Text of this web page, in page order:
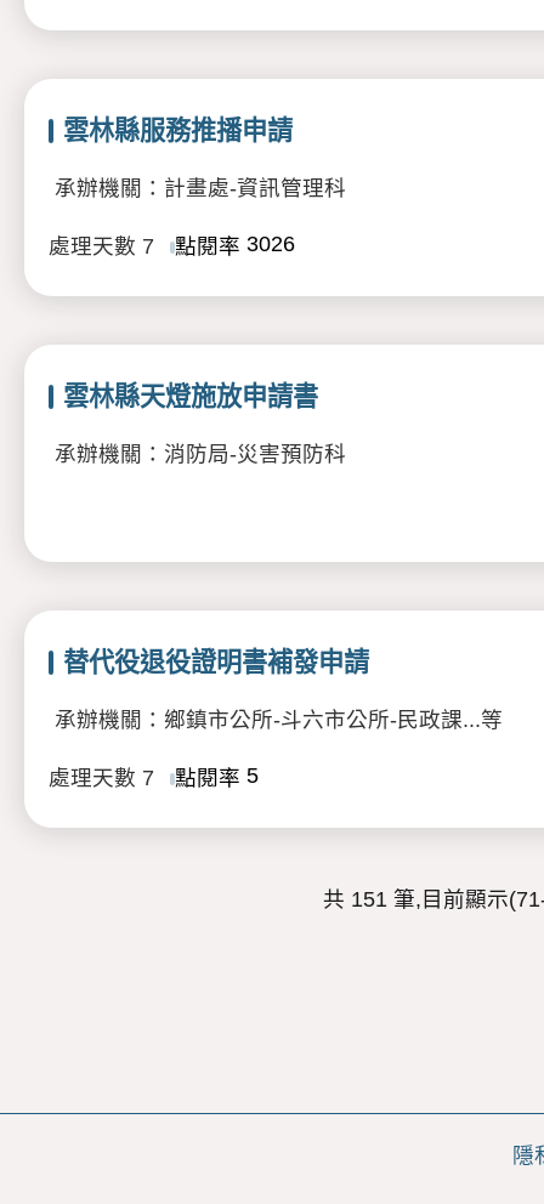
雲林縣服務推播申請
承辦機關：計畫處-資訊管理科
處理天數 7 點閱率 3026
雲林縣天燈施放申請書
承辦機關：消防局-災害預防科
替代役退役證明書補發申請
承辦機關：鄉鎮市公所-斗六市公所-民政課...等
處理天數 7 點閱率 5
共 151 筆,目前顯示
隱